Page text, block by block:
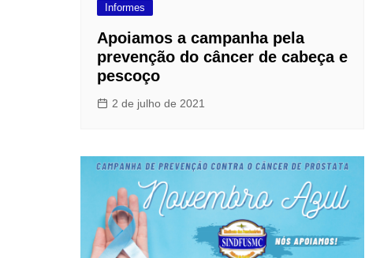
Informes
Apoiamos a campanha pela
prevenção do câncer de cabeça e
pescoço
2 de julho de 2021